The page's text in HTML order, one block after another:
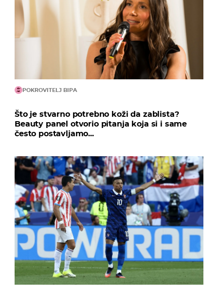
POKROVITELJ BIPA
Što je stvarno potrebno koži da zablista?
Beauty panel otvorio pitanja koja si i same
često postavljamo...